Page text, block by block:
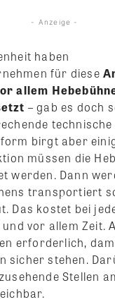
- Anzeige -
haben
für diese
allem
– gab es doch
birgt aber
müssen die
werden. Dann
transportiert
Das kostet bei
vor allem Zeit.
erforderlich,
sicher stehen.
Stellen